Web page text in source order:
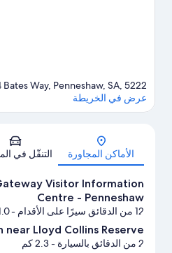
Bates Way, Penneshaw, SA, 5222
عرض في الخريطة
الأماكن المجاورة التنقّل في
Visitor Information
Centre - Penneshaw
12 من الدقائق سيرًا على الأقدام - 1.0 كم
near Lloyd Collins Reserve
2 من الدقائق بالسيارة - 2.3 كم